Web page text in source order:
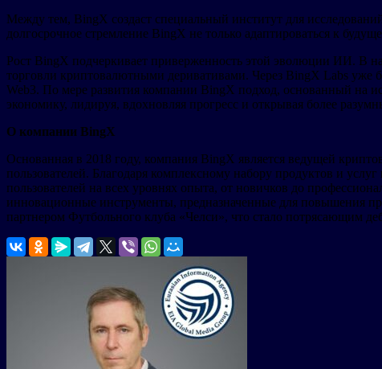
Между тем, BingX создаст специальный институт для
долгосрочное стремление BingX не только адаптироваться к
Рост BingX подчеркивает приверженность этой эволюции ИИ. В
торговли криптовалютными деривативами. Через BingX Labs
Web3. По мере развития компании BingX подход, основанный на
экономику, лидируя, вдохновляя прогресс и открывая более
О компании BingX
Основанная в 2018 году, компания BingX является ведущей
пользователей. Благодаря комплексному набору продуктов и
пользователей на всех уровнях опыта, от новичков до
инновационные инструменты, предназначенные для повышения
партнером Футбольного клуба «Челси», что стало потрясающим